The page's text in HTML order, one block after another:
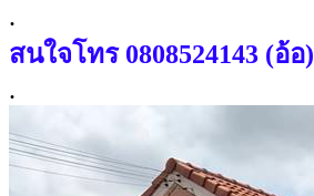
.
สนใจโทร 0808524143 (อ้อ)
.